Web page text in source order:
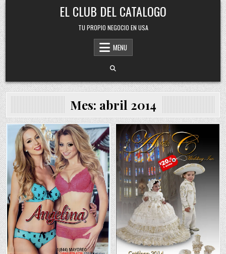
Skip
to
content
EL CLUB DEL CATALOGO
TU PROPIO NEGOCIO EN USA
MENU
Mes: abril 2014
Posted
in
Posted
in